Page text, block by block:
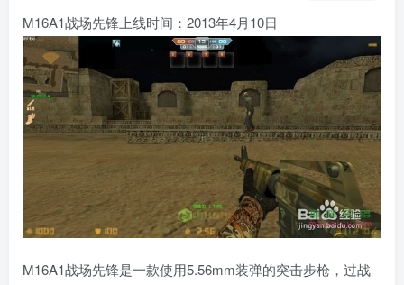
M16A1战场先锋上线时间：2013年4月10日
M16A1战场先锋是一款使用5.56mm装弹的突击步枪，过战